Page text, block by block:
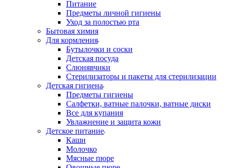
Питание
Предметы личной гигиены
Уход за полостью рта
Бытовая химия
Для кормления
Бутылочки и соски
Детская посуда
Слюнявчики
Стерилизаторы и пакеты для стерилизации
Детская гигиена
Предметы гигиены
Салфетки, ватные палочки, ватные диски
Все для купания
Увлажнение и защита кожи
Детское питание
Каши
Молочко
Мясные пюре